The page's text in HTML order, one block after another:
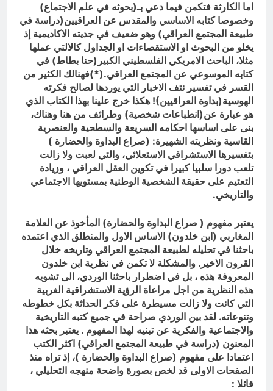
اما الكارثة فتكمن فيما دعي بـ(بحوثه في علم الاجتماع)
وخصوصا كتابه الاساسي والمقدس عن العراقيين(دراسة في
طبيعة المجتمع العراقي) وهو ضعيف في جديته الاكاديمية إذ
يخلو من البحوث او الاستقصاءات او الجداول كالالتي عملها
مثلا، الباحث الامريكي الفلسطيني الكبير(حنا بطاط) في
كتابه الموسوعي عن المجتمع العراقي.(*)فهنالك الكثير من
القسر في تفسير نتف الاخبار التي يوردها لصالح فكرته
الهوسية(بداوة العراقيين)! هكذا خرج علينا بهذا الكتاب الذي
هو عبارة عن(انطباعات شخصية) وطرائف من هنا وهناك،
بنى على اساسها احكامه السريعة والسطحية والعنصرية
القاسية ونظريته الشهيرة: (صراع البداوة والحضارة )
بتفسيرها الاستشراقي الاستعلائي، والتي لعبت ولا زالت
تلعب دورا سلبيا كبيرا في تكوين العقل العراقي ، وزيادة
التعتيم على حقيقة الشخصية الوطنية بمستويها الاجتماعي
والتاريخي.
يعتبر مفهوم ( صراع البداوة والحضارة) المأخوذ عن العلامة
المغاربي (ابن خلدون) الاساس الاول والمنطلق الذي اعتمده
باحثنا في تحليله لطبيعة المجتمع العراقي وتاريخه خلال
القرون الاخير. والمشكلة لا تكمن في نظرية ابن خلدون
المعروفة هذه ، بل في اضطرار باحثنا الوردي، الى تشويه
هذه النظرية من اجل مراعاة الرؤية الاستشراقية الغربية
التي كانت ولا زالت مسيطرة على فكر الحداثة بكل خطوطه
وتنوعاته. لقد بين الوردي صراحة في جميع كتبه التاريخية
والاجتماعية والفكرية عن تبنيه لهذا المفهوم . يعتبر بحثه هذا
المعنون (دراسة في طبيعة المجتمع العراقي) اكثر الكتب
اعتمادا على مفهوم (صراع البداوة والحضارة )، إذ تراه منذ
الصفحات الاولى قد لخص بصورة واضحة منهجه التحليلي ،
قائلا :